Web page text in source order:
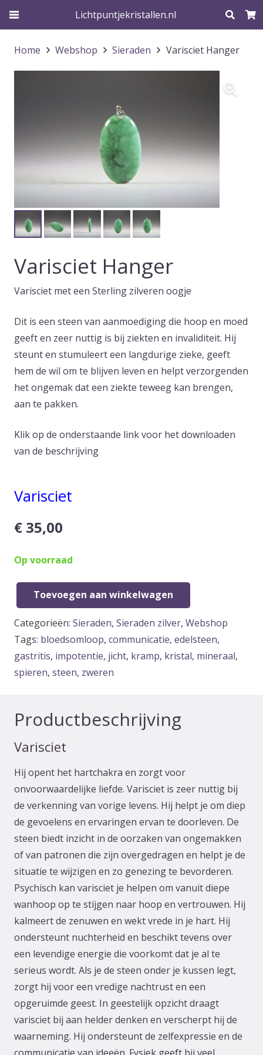
Lichtpuntjekristallen.nl
Home Webshop Sieraden Varisciet Hanger
Varisciet Hanger
Varisciet met een Sterling zilveren oogje
Dit is een steen van aanmoediging die hoop en moed
geeft en zeer nuttig is bij ziekten en invaliditeit. Hij
steunt en stumuleert een langdurige zieke, geeft
hem de wil om te blijven leven en helpt verzorgenden
het ongemak dat een ziekte teweeg kan brengen,
aan te pakken.
Klik op de onderstaande link voor het downloaden
van de beschrijving
Varisciet
€ 35,00
Op voorraad
Varisciet
Hanger
aantal
Toevoegen aan winkelwagen
Categorieën: Sieraden, Sieraden zilver, Webshop
Tags: bloedsomloop, communicatie, edelsteen,
gastritis, impotentie, jicht, kramp, kristal, mineraal,
spieren, steen, zweren
Productbeschrijving
Varisciet
Hij opent het hartchakra en zorgt voor
onvoorwaardelijke liefde. Varisciet is zeer nuttig bij
de verkenning van vorige levens. Hij helpt je om diep
de gevoelens en ervaringen ervan te doorleven. De
steen biedt inzicht in de oorzaken van ongemakken
of van patronen die zijn overgedragen en helpt je de
situatie te wijzigen en zo genezing te bevorderen.
Psychisch kan varisciet je helpen om vanuit diepe
wanhoop op te stijgen naar hoop en vertrouwen. Hij
kalmeert de zenuwen en wekt vrede in je hart. Hij
ondersteunt nuchterheid en beschikt tevens over
een levendige energie die voorkomt dat je al te
serieus wordt. Als je de steen onder je kussen legt,
zorgt hij voor een vredige nachtrust en een
opgeruimde geest. In geestelijk opzicht draagt
varisciet bij aan helder denken en verscherpt hij de
waarneming. Hij ondersteunt de zelfexpressie en de